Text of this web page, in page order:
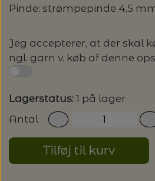
SPAR 40% - GLERUPS
PERMIN: SPAR
BALDYRE: UDVALGTE
RAUMA
ODD
OTHER
RAUMA
SUSIE
MÅLEBÅND /
OPSKRIFTHOLDER
MAGMA
SAKSE
SYTRÅD
Pinde: strømpepinde 4,5
Jeg accepterer, at der skal
ngl. garn v. køb af denne
Lagerstatus: 1 på lager
Antal
Tilføj til kurv